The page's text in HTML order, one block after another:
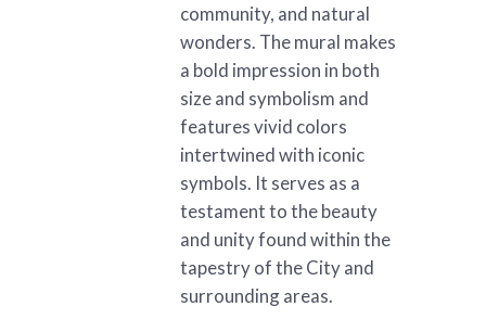
community, and natural
wonders. The mural makes
a bold impression in both
size and symbolism and
features vivid colors
intertwined with iconic
symbols. It serves as a
testament to the beauty
and unity found within the
tapestry of the City and
surrounding areas.